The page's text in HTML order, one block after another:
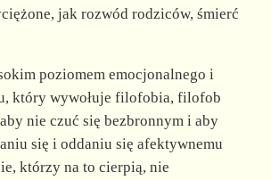
jak rozwód rodziców, śmierć
poziomem emocjonalnego i
który wywołuje filofobia, filofob
nie czuć się bezbronnym i aby
się i oddaniu się afektywnemu
którzy na to cierpią, nie